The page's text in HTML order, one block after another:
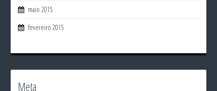
maio 2015
fevereiro 2015
Meta